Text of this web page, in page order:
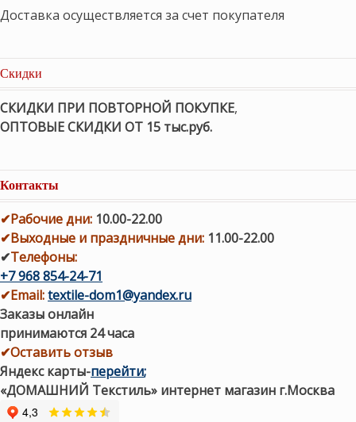
Доставка осуществляется за счет покупателя
Скидки
СКИДКИ ПРИ ПОВТОРНОЙ ПОКУПКЕ,
ОПТОВЫЕ СКИДКИ ОТ 15 тыс.руб.
Контакты
✔Рабочие дни: 10.00-22.00
✔Выходные и праздничные дни: 11.00-22.00
✔Телефоны:
+7 968 854-24-71
✔Email:textile-dom1@yandex.ru
Заказы онлайн
принимаются 24 часа
✔Оставить отзыв
Яндекс карты-перейти;
«ДОМАШНИЙ Текстиль» интернет магазин г.Москва